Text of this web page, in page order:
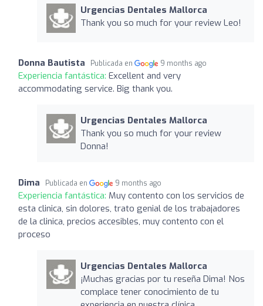
Urgencias Dentales Mallorca
Thank you so much for your review Leo!
Donna Bautista Publicada en 9 months ago
Experiencia fantástica: Excellent and very
accommodating service. Big thank you.
Urgencias Dentales Mallorca
Thank you so much for your review
Donna!
Dima Publicada en 9 months ago
Experiencia fantástica: Muy contento con los servicios de
esta clinica, sin dolores, trato genial de los trabajadores
de la clinica, precios accesibles, muy contento con el
proceso
Urgencias Dentales Mallorca
¡Muchas gracias por tu reseña Dima! Nos
complace tener conocimiento de tu